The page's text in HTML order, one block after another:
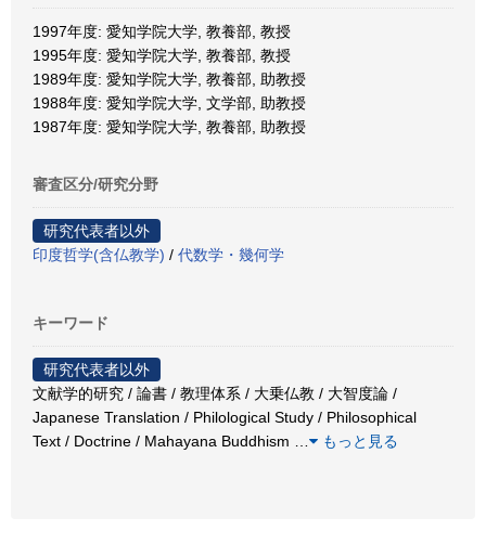
1997年度: 愛知学院大学, 教養部, 教授
1995年度: 愛知学院大学, 教養部, 教授
1989年度: 愛知学院大学, 教養部, 助教授
1988年度: 愛知学院大学, 文学部, 助教授
1987年度: 愛知学院大学, 教養部, 助教授
審査区分/研究分野
研究代表者以外
印度哲学(含仏教学) / 代数学・幾何学
キーワード
研究代表者以外
文献学的研究 / 論書 / 教理体系 / 大乗仏教 / 大智度論 /
Japanese Translation / Philological Study / Philosophical
Text / Doctrine / Mahayana Buddhism
もっと見る